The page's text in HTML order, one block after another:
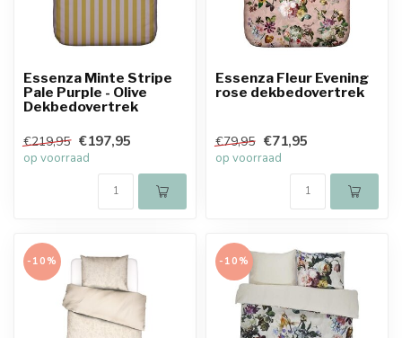
Essenza Minte Stripe
Pale Purple - Olive
Dekbedovertrek
€219,95 €197,95
op voorraad
Essenza Fleur Evening
rose dekbedovertrek
€79,95 €71,95
op voorraad
-10% -10%